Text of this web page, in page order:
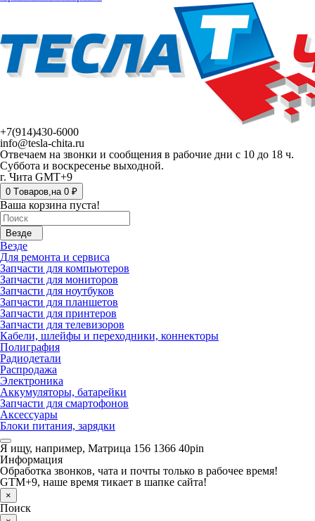
+7(914)430-6000
info@tesla-chita.ru
Отвечаем на звонки и сообщения в рабочие дни с 10 до 18 ч.
Суббота и воскресенье выходной.
г. Чита GMT+9
0 Tоваров,на 0 ₽
Ваша корзина пуста!
Везде
Везде
Для ремонта и сервиса
Запчасти для компьютеров
Запчасти для мониторов
Запчасти для ноутбуков
Запчасти для планшетов
Запчасти для принтеров
Запчасти для телевизоров
Кабели, шлейфы и переходники, коннекторы
Полиграфия
Радиодетали
Распродажа
Электроника
Аккумуляторы, батарейки
Запчасти для смартофонов
Аксессуары
Блоки питания, зарядки
Я ищу, например, Матрица 156 1366 40pin
Информация
Обработка звонков, чата и почты только в рабочее время!
GTM+9, наше время тикает в шапке сайта!
×
Поиск